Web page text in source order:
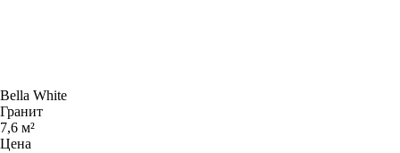
Bella White
Гранит
7,6 м²
Цена